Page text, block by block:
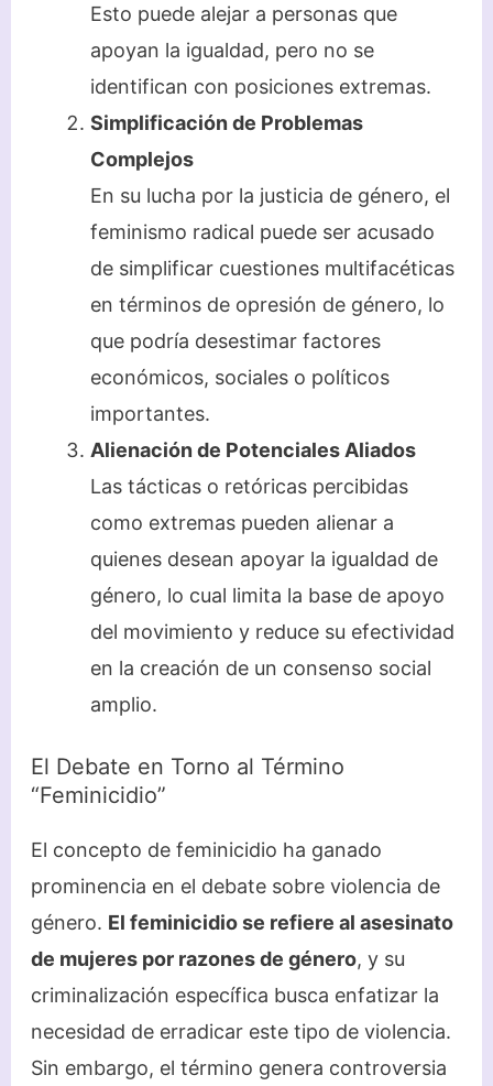
Esto puede alejar a personas que
apoyan la igualdad, pero no se
identifican con posiciones extremas.
Simplificación de Problemas
Complejos
En su lucha por la justicia de género, el
feminismo radical puede ser acusado
de simplificar cuestiones multifacéticas
en términos de opresión de género, lo
que podría desestimar factores
económicos, sociales o políticos
importantes.
Alienación de Potenciales Aliados
Las tácticas o retóricas percibidas
como extremas pueden alienar a
quienes desean apoyar la igualdad de
género, lo cual limita la base de apoyo
del movimiento y reduce su efectividad
en la creación de un consenso social
amplio.
El Debate en Torno al Término
“Feminicidio”
El concepto de feminicidio ha ganado
prominencia en el debate sobre violencia de
género. El feminicidio se refiere al asesinato
de mujeres por razones de género, y su
criminalización específica busca enfatizar la
necesidad de erradicar este tipo de violencia.
Sin embargo, el término genera controversia